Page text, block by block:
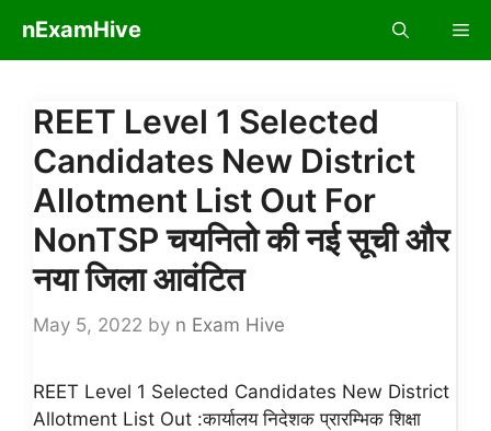
content
nExamHive
REET Level 1 Selected
Candidates New District
Allotment List Out For
NonTSP चयनितो की नई सूची और
नया जिला आवंटित
May 5, 2022 by n Exam Hive
REET Level 1 Selected Candidates New District
Allotment List Out :कार्यालय निदेशक प्रारम्भिक शिक्षा